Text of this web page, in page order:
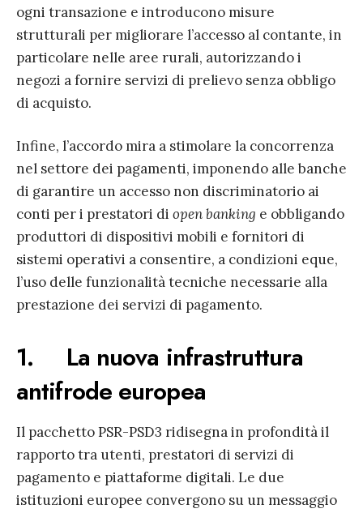
ogni transazione e introducono misure
strutturali per migliorare l’accesso al contante, in
particolare nelle aree rurali, autorizzando i
negozi a fornire servizi di prelievo senza obbligo
di acquisto.
Infine, l’accordo mira a stimolare la concorrenza
nel settore dei pagamenti, imponendo alle banche
di garantire un accesso non discriminatorio ai
conti per i prestatori di open banking e obbligando
produttori di dispositivi mobili e fornitori di
sistemi operativi a consentire, a condizioni eque,
l’uso delle funzionalità tecniche necessarie alla
prestazione dei servizi di pagamento.
1. La nuova infrastruttura
antifrode europea
Il pacchetto PSR-PSD3 ridisegna in profondità il
rapporto tra utenti, prestatori di servizi di
pagamento e piattaforme digitali. Le due
istituzioni europee convergono su un messaggio